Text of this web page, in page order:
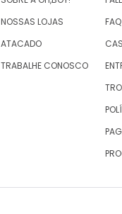
NOSSAS LOJAS
ATACADO
TRABALHE CONOSCO
FAQ